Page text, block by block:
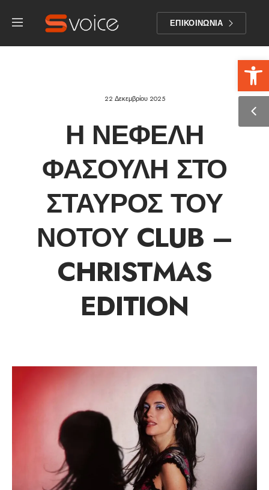
ΕΠΙΚΟΙΝΩΝΙΑ
22 Δεκεμβρίου 2025
Η ΝΕΦΈΛΗ
ΦΑΣΟΎΛΗ ΣΤΟ
ΣΤΑΥΡΌΣ ΤΟΥ
ΝΌΤΟΥ CLUB –
CHRISTMAS
EDITION